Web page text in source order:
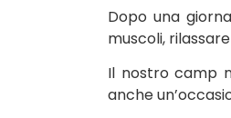
Dopo una
muscoli,
Il nostro camp
anche